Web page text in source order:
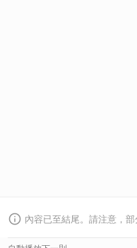
內容已至結尾。請注意，部